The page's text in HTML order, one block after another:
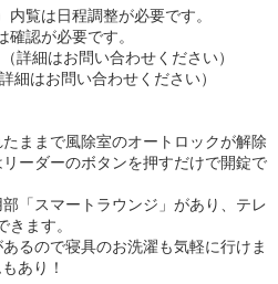
覧は日程調整が必要です。
認が必要です。
細はお問い合わせください）
はお問い合わせください）
ままで風除室のオートロックが解除
ーダーのボタンを押すだけで開錠で
「スマートラウンジ」があり、テレ
ます。
るので寝具のお洗濯も気軽に行けま
あり！